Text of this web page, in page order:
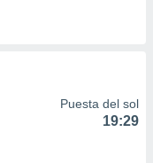
Puesta del sol
19:29